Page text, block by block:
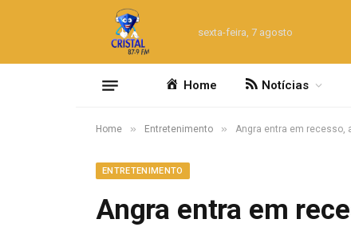
sexta-feira, 7 agosto
Home Notícias
Home » Entretenimento » Angra entra em recesso,
ENTRETENIMENTO
Angra entra em